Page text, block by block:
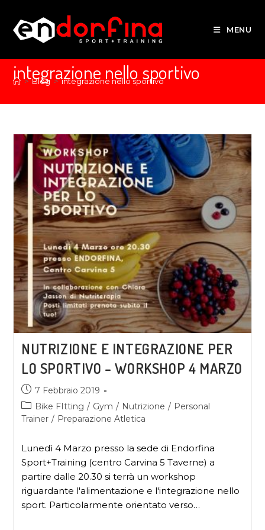
MENU
integrazione nello sportivo
> Blog > integrazione nello sportivo
NUTRIZIONE E INTEGRAZIONE PER
LO SPORTIVO – WORKSHOP 4 MARZO
7 Febbraio 2019
Bike FItting / Gym / Nutrizione / Personal
Trainer / Preparazione Atletica
Lunedì 4 Marzo presso la sede di Endorfina
Sport+Training (centro Carvina 5 Taverne) a
partire dalle 20.30 si terrà un workshop
riguardante l'alimentazione e l'integrazione nello
sport. Particolarmente orientato verso…